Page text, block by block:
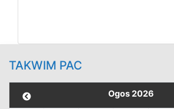
TAKWIM PAC
Ogos 2026